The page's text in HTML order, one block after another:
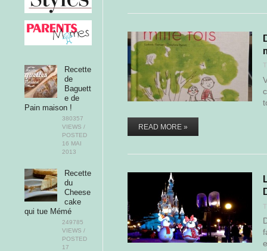
READ MORE »
Recette
de
Baguett
e de
Pain maison !
380357
VIEWS /
POSTED
16 MAI
2013
Recette
du
Cheese
cake
qui tue Mémé
249785
VIEWS /
POSTED
17